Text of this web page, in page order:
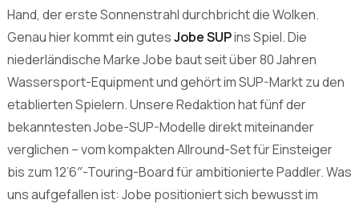
etablierten Spielern. Unsere Redaktion hat fünf der
bekanntesten Jobe-SUP-Modelle direkt miteinander
verglichen – vom kompakten Allround-Set für Einsteiger
bis zum 12’6″-Touring-Board für ambitionierte Paddler. Was
uns aufgefallen ist: Jobe positioniert sich bewusst im
Premium-Mittelfeld, was bei der Verarbeitungsqualität
deutlich erkennbar ist.
Das Wichtigste auf einen Blick